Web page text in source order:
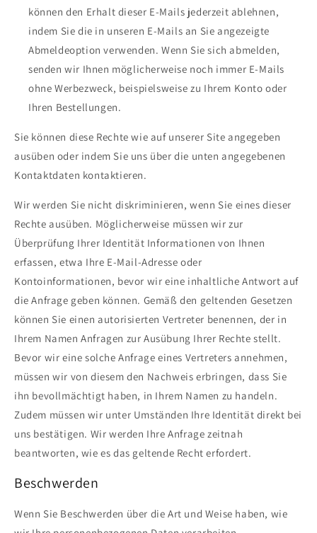
können den Erhalt dieser E-Mails jederzeit ablehnen,
indem Sie die in unseren E-Mails an Sie angezeigte
Abmeldeoption verwenden. Wenn Sie sich abmelden,
senden wir Ihnen möglicherweise noch immer E-Mails
ohne Werbezweck, beispielsweise zu Ihrem Konto oder
Ihren Bestellungen.
Sie können diese Rechte wie auf unserer Site angegeben
ausüben oder indem Sie uns über die unten angegebenen
Kontaktdaten kontaktieren.
Wir werden Sie nicht diskriminieren, wenn Sie eines dieser
Rechte ausüben. Möglicherweise müssen wir zur
Überprüfung Ihrer Identität Informationen von Ihnen
erfassen, etwa Ihre E-Mail-Adresse oder
Kontoinformationen, bevor wir eine inhaltliche Antwort auf
die Anfrage geben können. Gemäß den geltenden Gesetzen
können Sie einen autorisierten Vertreter benennen, der in
Ihrem Namen Anfragen zur Ausübung Ihrer Rechte stellt.
Bevor wir eine solche Anfrage eines Vertreters annehmen,
müssen wir von diesem den Nachweis erbringen, dass Sie
ihn bevollmächtigt haben, in Ihrem Namen zu handeln.
Zudem müssen wir unter Umständen Ihre Identität direkt bei
uns bestätigen. Wir werden Ihre Anfrage zeitnah
beantworten, wie es das geltende Recht erfordert.
Beschwerden
Wenn Sie Beschwerden über die Art und Weise haben, wie